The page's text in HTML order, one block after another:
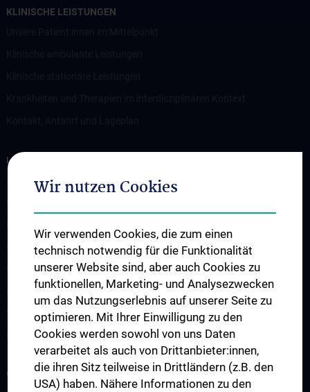
KLINISCHE LEISTUNGEN
LEHRE UND AUSBILDUNG
Ausbildung von Studierenden
Famulaturen und Praktika
KPJ – Tertial „B“ und „C“
Observership
Visiting Professor
Kontakt, Anfahrt und Lageplan
WISSENSCHAFT UND FORSCHUNG
Wir nutzen Cookies
Wir verwenden Cookies, die zum einen
technisch notwendig für die Funktionalität
unserer Website sind, aber auch Cookies zu
funktionellen, Marketing- und Analysezwecken
um das Nutzungserlebnis auf unserer Seite zu
optimieren. Mit Ihrer Einwilligung zu den
Cookies werden sowohl von uns Daten
verarbeitet als auch von Drittanbieter:innen,
die ihren Sitz teilweise in Drittländern (z.B. den
USA) haben. Nähere Informationen zu den